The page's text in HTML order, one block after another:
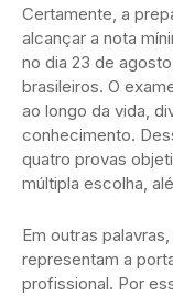
Certamente, a
alcançar a nota
no dia 23 de
brasileiros. O
ao longo da vida,
conhecimento.
quatro provas
múltipla escolha,
Em outras palavras,
representam a
profissional. Por